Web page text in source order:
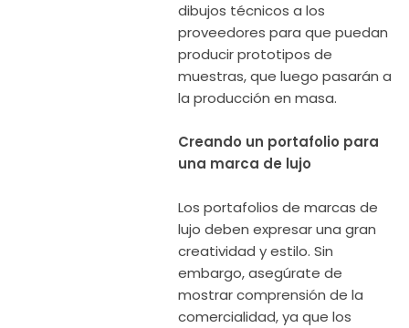
dibujos técnicos a los
proveedores para que puedan
producir prototipos de
muestras, que luego pasarán a
la producción en masa.
Creando un portafolio para
una marca de lujo
Los portafolios de marcas de
lujo deben expresar una gran
creatividad y estilo. Sin
embargo, asegúrate de
mostrar comprensión de la
comercialidad, ya que los